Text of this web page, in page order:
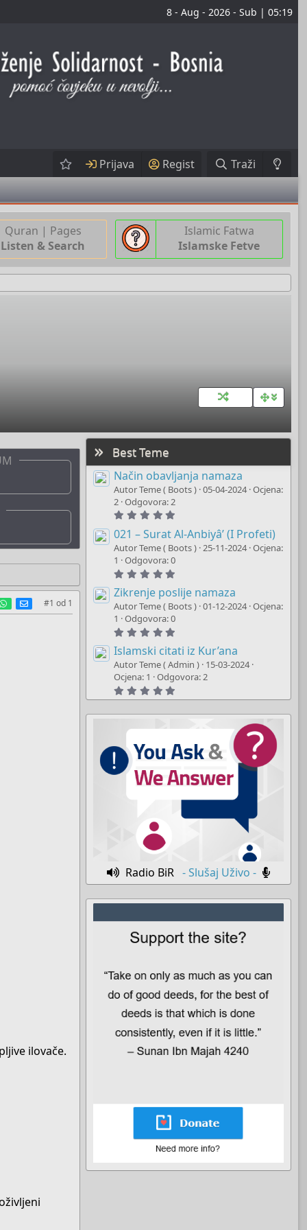
8 - Aug - 2026 - Sub | 05:19
Prijava Regist Traži
Quran | Pages
Listen & Search
Islamic Fatwa
Islamske Fetve
WhatsApp
E-mail
#1 od 1
ilovače.
Best Teme
Način obavljanja namaza
Autor Teme ( Boots ) 05-04-2024 Ocjena:
2 Odgovora: 2
0
0
s
(
s
)
021 – Surat Al-Anbiyâ’ (I Profeti)
Autor Teme ( Boots ) 25-11-2024 Ocjena:
1
Odgovora: 0
0
0
s
s
)
Zikrenje poslije namaza
Autor Teme ( Boots ) 01-12-2024 Ocjena:
1
Odgovora: 0
0
0
s
t
(
s
Islamski citati iz Kur’ana
Autor Teme ( Admin ) 15-03-2024
Ocjena: 1
Odgovora: 2
.
0
a
r
s
)
Radio BiR - Slušaj Uživo -